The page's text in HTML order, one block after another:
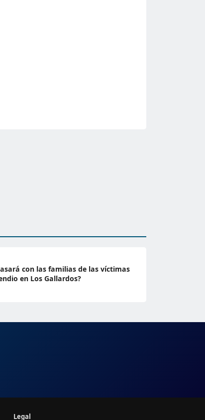
con las familias de las víctimas
en Los Gallardos?
Legal